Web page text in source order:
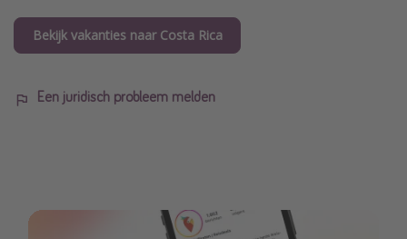
Bekijk vakanties naar Costa Rica
Een juridisch probleem melden